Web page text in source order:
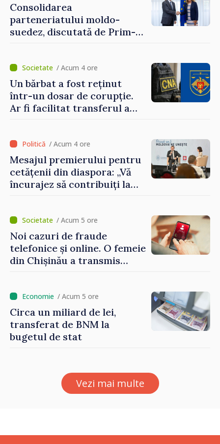
Consolidarea
parteneriatului moldo-
suedez, discutată de Prim-
Petra Lärke/ Acum 4 ore
Un bărbat a fost reținut
într-un dosar de corupție.
Ar fi facilitat transferul a
/ Acum 4 ore
Mesajul premierului pentru
cetățenii din diaspora: „Vă
încurajez să contribuiți la
/ Acum 5 ore
Noi cazuri de fraude
telefonice și online. O femeie
din Chișinău a transmis
/ Acum 5 ore
Circa un miliard de lei,
transferat de BNM la
bugetul de stat
Vezi mai multe